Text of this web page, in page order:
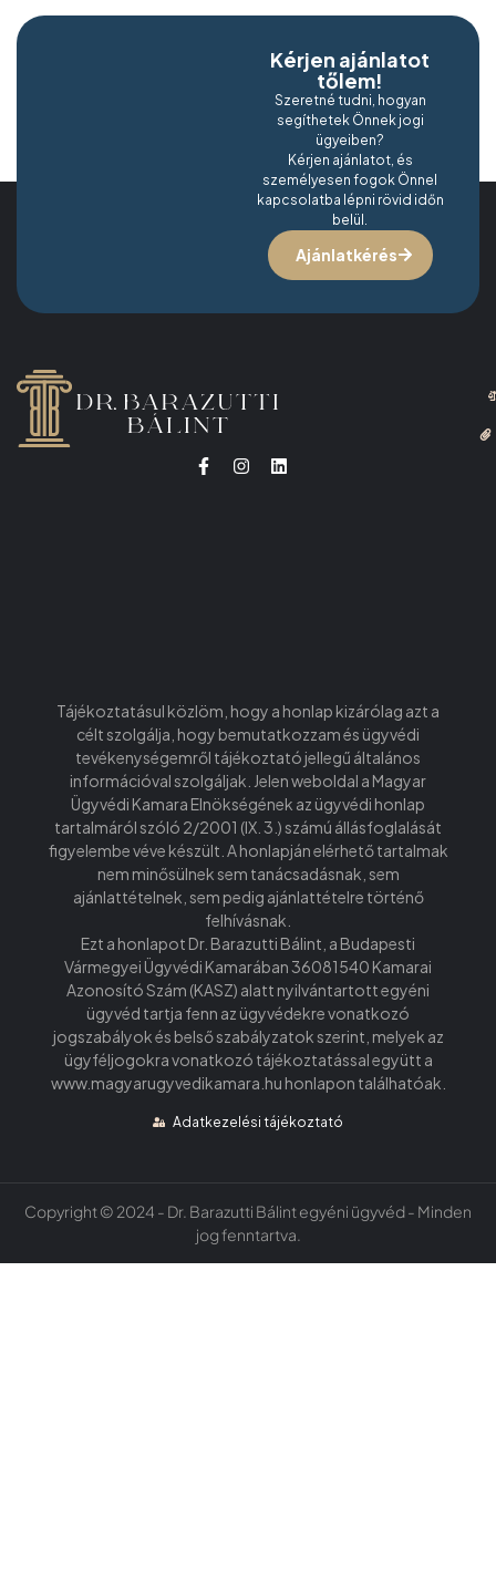
Kérjen ajánlatot
tőlem!
Szeretné tudni, hogyan
segíthetek Önnek jogi
ügyeiben?
Kérjen ajánlatot, és
személyesen fogok Önnel
kapcsolatba lépni rövid időn
belül.
Ajánlatkérés
Tájékoztatásul közlöm, hogy a honlap kizárólag azt a
célt szolgálja, hogy bemutatkozzam és ügyvédi
tevékenységemről tájékoztató jellegű általános
információval szolgáljak. Jelen weboldal a Magyar
Ügyvédi Kamara Elnökségének az ügyvédi honlap
tartalmáról szóló 2/2001 (IX. 3.) számú állásfoglalását
figyelembe véve készült. A honlapján elérhető tartalmak
nem minősülnek sem tanácsadásnak, sem
ajánlattételnek, sem pedig ajánlattételre történő
felhívásnak.
Ezt a honlapot Dr. Barazutti Bálint, a Budapesti
Vármegyei Ügyvédi Kamarában 36081540 Kamarai
Azonosító Szám (KASZ) alatt nyilvántartott egyéni
ügyvéd tartja fenn az ügyvédekre vonatkozó
jogszabályok és belső szabályzatok szerint, melyek az
ügyféljogokra vonatkozó tájékoztatással együtt a
www.magyarugyvedikamara.hu honlapon találhatóak.
Adatkezelési tájékoztató
Copyright © 2024 - Dr. Barazutti Bálint egyéni ügyvéd - Minden
jog fenntartva.